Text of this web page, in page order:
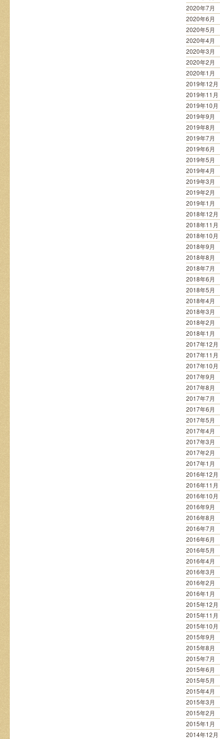
2020年7月
2020年6月
2020年5月
2020年4月
2020年3月
2020年2月
2020年1月
2019年12月
2019年11月
2019年10月
2019年9月
2019年8月
2019年7月
2019年6月
2019年5月
2019年4月
2019年3月
2019年2月
2019年1月
2018年12月
2018年11月
2018年10月
2018年9月
2018年8月
2018年7月
2018年6月
2018年5月
2018年4月
2018年3月
2018年2月
2018年1月
2017年12月
2017年11月
2017年10月
2017年9月
2017年8月
2017年7月
2017年6月
2017年5月
2017年4月
2017年3月
2017年2月
2017年1月
2016年12月
2016年11月
2016年10月
2016年9月
2016年8月
2016年7月
2016年6月
2016年5月
2016年4月
2016年3月
2016年2月
2016年1月
2015年12月
2015年11月
2015年10月
2015年9月
2015年8月
2015年7月
2015年6月
2015年5月
2015年4月
2015年3月
2015年2月
2015年1月
2014年12月